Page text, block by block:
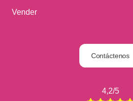
Vender
Contáctenos
4,2/5